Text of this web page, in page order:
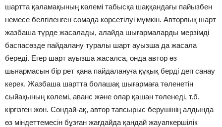
шартта қаламақының көлемі табысқа шаққандағы пайызбен
немесе белгіленген сомада көрсетілуі мүмкін. Авторлық шарт
жазбаша түрде жасалады, алайда шығармаларды мерзімді
баспасөзде пайдалану туралы шарт ауызша да жасала
береді. Егер шарт ауызша жасалса, онда автор өз
шығармасын бір рет қана пайдалануға құқық берді деп санау
керек. Жазбаша шартта болашақ шығармаға төленетін
сыйақының көлемі, аванс және олар қашан төленеді, т.б.
кіргізген жөн. Сондай-ақ, автор тапсырыс берушінің алдында
өз міндеттемесін бұзған жағдайда қандай жауапкершілік